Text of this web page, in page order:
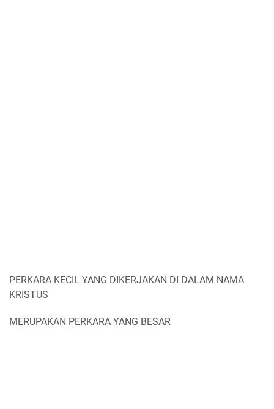
PERKARA KECIL YANG DIKERJAKAN DI DALAM NAMA
KRISTUS
MERUPAKAN PERKARA YANG BESAR